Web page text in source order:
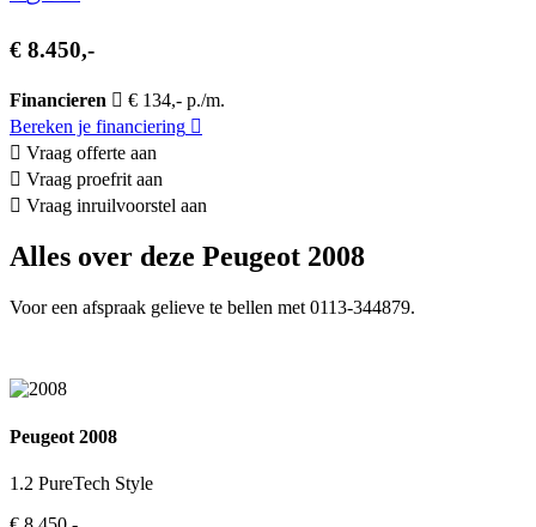
€ 8.450,-
Financieren
€ 134,- p./m.
Bereken je financiering
Vraag offerte aan
Vraag proefrit aan
Vraag inruilvoorstel aan
Alles over deze Peugeot 2008
Voor een afspraak gelieve te bellen met 0113-344879.
Peugeot 2008
1.2 PureTech Style